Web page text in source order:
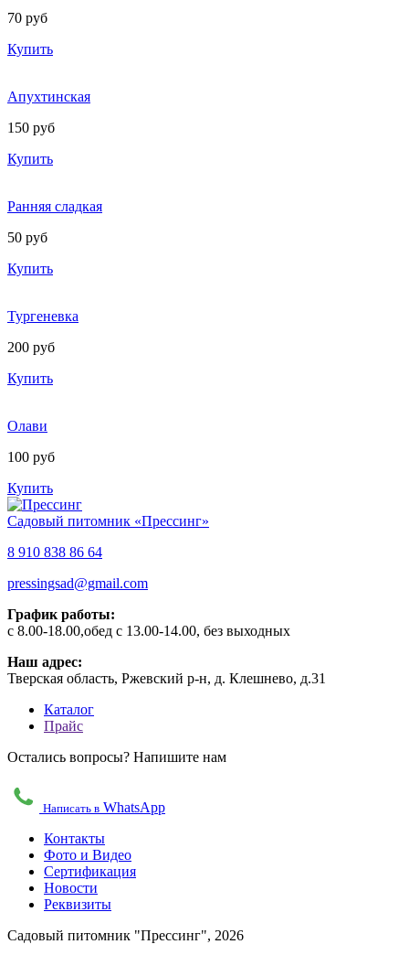
70 руб
Купить
Апухтинская
150 руб
Купить
Ранняя сладкая
50 руб
Купить
Тургеневка
200 руб
Купить
Олави
100 руб
Купить
Садовый питомник «Прессинг»
8 910 838 86 64
pressingsad@gmail.com
График работы:
с 8.00-18.00,обед с 13.00-14.00, без выходных
Наш адрес:
Тверская область, Ржевский р-н, д. Клешнево, д.31
Каталог
Прайс
Остались вопросы? Напишите нам
Написать в WhatsApp
Контакты
Фото и Видео
Сертификация
Новости
Реквизиты
Садовый питомник "Прессинг", 2026